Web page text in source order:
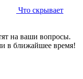
Что скрывает
на ваши вопросы.
в ближайшее время!